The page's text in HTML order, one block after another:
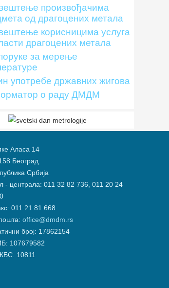
произвођачима
од драгоцених метала
корисницима услуга
драгоцених метала
за мерење
употребе државних жигова
о раду ДМДМ
Аласа 14
Београд
Србија
- централа: 011 32 82 736, 011 20 24
011 21 81 668
office@dmdm.rs
број: 17862154
107679582
10811